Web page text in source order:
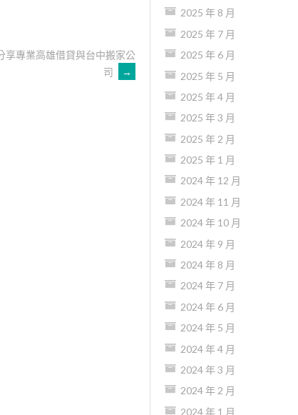
享專業高雄借貸與台中搬家公
司
→
2025 年 8 月
2025 年 7 月
2025 年 6 月
2025 年 5 月
2025 年 4 月
2025 年 3 月
2025 年 2 月
2025 年 1 月
2024 年 12 月
2024 年 11 月
2024 年 10 月
2024 年 9 月
2024 年 8 月
2024 年 7 月
2024 年 6 月
2024 年 5 月
2024 年 4 月
2024 年 3 月
2024 年 2 月
2024 年 1 月